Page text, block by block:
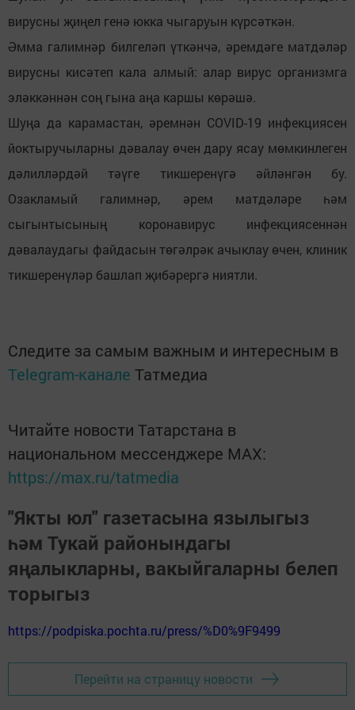
вирусны җиңел генә юкка чыгаруын күрсәткән.
Әмма галимнәр билгеләп үткәнчә, әремдәге матдәләр
вирусны кисәтеп кала алмый: алар вирус организмга
эләккәннән соң гына аңа каршы көрәшә.
Шуңа да карамастан, әремнән COVID-19 инфекциясен
йоктыручыларны дәвалау өчен дару ясау мөмкинлеген
дәлилләрдәй тәүге тикшеренүгә әйләнгән бу.
Озакламый галимнәр, әрем матдәләре һәм
сыгынтысының коронавирус инфекциясеннән
дәвалаудагы файдасын төгәлрәк ачыклау өчен, клиник
тикшеренүләр башлап җибәрергә ниятли.
Следите за самым важным и интересным в
Telegram-канале Татмедиа
Читайте новости Татарстана в
национальном мессенджере MАХ:
https://max.ru/tatmedia
"Якты юл" газетасына язылыгыз
һәм Тукай районындагы
яңалыкларны, вакыйгаларны белеп
торыгыз
https://podpiska.pochta.ru/press/%D0%9F9499
Перейти на страницу новости